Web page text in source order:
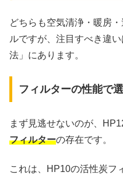
どちらも空気清浄・暖房
ルですが、注目すべき違
法」にあります。
フィルターの性能で
まず見逃せないのが、
フィルターの存在です。
これは、HP10の活性炭フ